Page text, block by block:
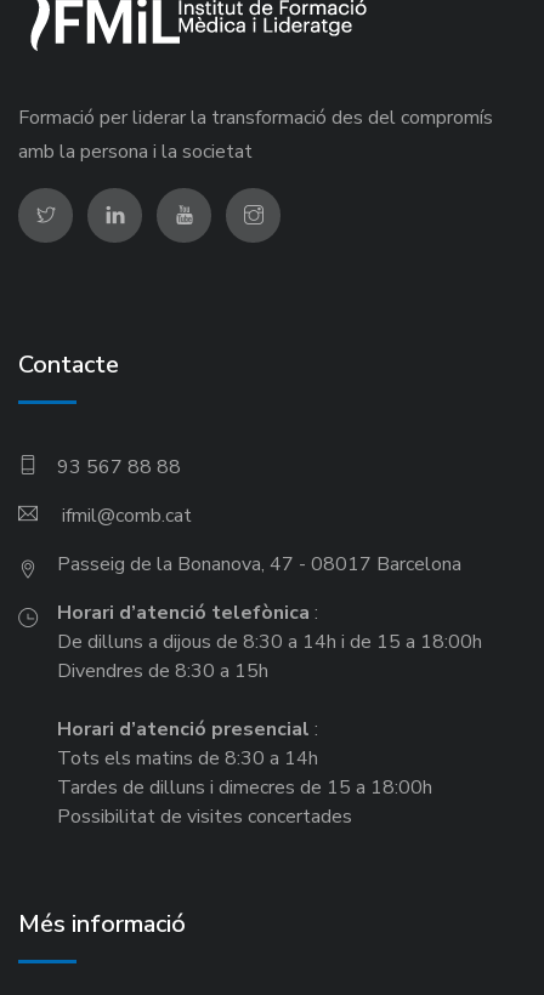
Formació per liderar la transformació des del compromís
amb la persona i la societat
Contacte
93 567 88 88
ifmil
Passeig de la Bonanova, 47 - 08017 Barcelona
Horari d’atenció telefònica :
De dilluns a dijous de 8:30 a 14h i de 15 a 18:00h
Divendres de 8:30 a 15h
Horari d’atenció presencial :
Tots els matins de 8:30 a 14h
Tardes de dilluns i dimecres de 15 a 18:00h
Possibilitat de visites concertades
Més informació